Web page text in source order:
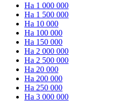
На 1 000 000
На 1 500 000
На 10 000
На 100 000
На 150 000
На 2 000 000
На 2 500 000
На 20 000
На 200 000
На 250 000
На 3 000 000